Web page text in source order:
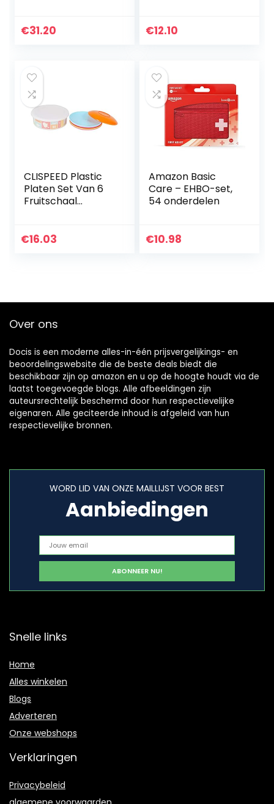
€31.20 €12.10
CLISPEED Plastic
Platen Set Van 6
Fruitschaal
Camping Schotel
€16.03
Amazon Basic
Care – EHBO-set,
54 onderdelen
€10.98
Over ons
Docis is een moderne alles-in-één prijsvergelijkings- en
beoordelingswebsite die de beste deals biedt die
beschikbaar zijn op amazon en u op de hoogte houdt via de
laatst toegevoegde blogs. Alle afbeeldingen zijn
auteursrechtelijk beschermd door hun respectievelijke
eigenaren. Alle geciteerde inhoud is afgeleid van hun
respectievelijke bronnen.
WORD LID VAN ONZE MAILLIJST VOOR BEST
Aanbiedingen
Snelle links
Home
Alles winkelen
Blogs
Adverteren
Onze webshops
Verklaringen
Privacybeleid